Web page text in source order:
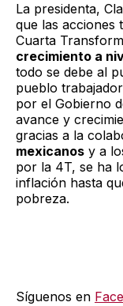
La presidenta,
que las acciones
Cuarta
crecimiento a
todo se debe al
pueblo
por el Gobierno
avance y
gracias a la
mexicanos y a
por la 4T, se ha
inflación hasta
pobreza.
Síguenos en